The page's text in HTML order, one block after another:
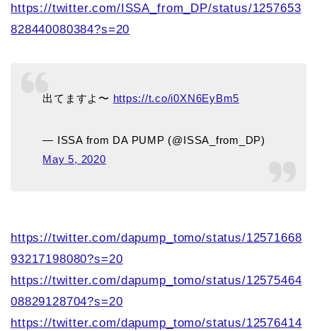
https://twitter.com/ISSA_from_DP/status/1257653
828440080384?s=20
出てますよ〜 https://t.co/i0XN6EyBm5
— ISSA from DA PUMP (@ISSA_from_DP)
May 5, 2020
https://twitter.com/dapump_tomo/status/12571668
93217198080?s=20
https://twitter.com/dapump_tomo/status/12575464
08829128704?s=20
https://twitter.com/dapump_tomo/status/12576414